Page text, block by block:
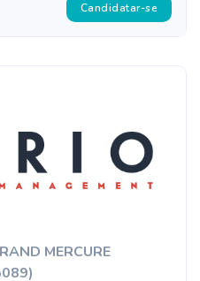
Candidatar-se
MERCURE